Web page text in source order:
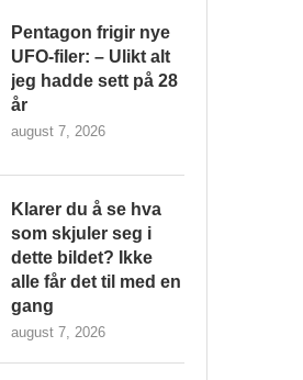
Pentagon frigir nye
UFO-filer: – Ulikt alt
jeg hadde sett på 28
år
august 7, 2026
Klarer du å se hva
som skjuler seg i
dette bildet? Ikke
alle får det til med en
gang
august 7, 2026